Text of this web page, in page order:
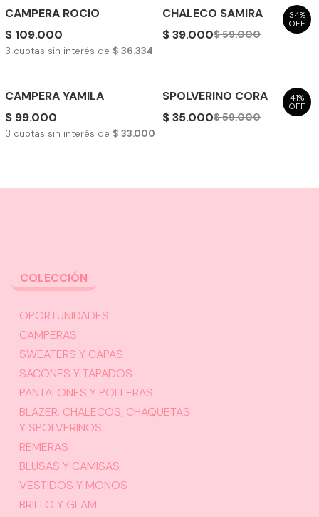
CAMPERA ROCIO
$ 109.000
3 cuotas sin interés de $ 36.334
34%
OFF
CHALECO SAMIRA
$ 39.000$ 59.000
CAMPERA YAMILA
$ 99.000
3 cuotas sin interés de $ 33.000
41%
OFF
SPOLVERINO CORA
$ 35.000$ 59.000
COLECCIÓN
OPORTUNIDADES
CAMPERAS
SWEATERS Y CAPAS
SACONES Y TAPADOS
PANTALONES Y POLLERAS
BLAZER, CHALECOS, CHAQUETAS
Y SPOLVERINOS
REMERAS
BLUSAS Y CAMISAS
VESTIDOS Y MONOS
BRILLO Y GLAM